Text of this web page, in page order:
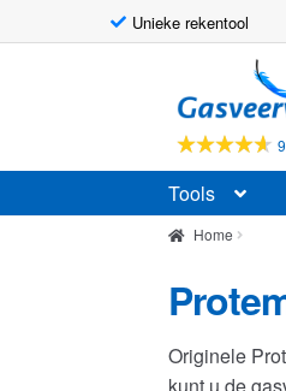
Unieke rekentool
door
naar
navigatie
naar
de
inhoud
Tools
Home
Originele